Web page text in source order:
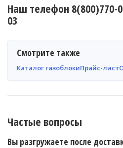
Наш телефон 8(800)770-
03
Смотрите также
Каталог газоблокиПрайс-лист
Частые вопросы
Вы разгружаете после